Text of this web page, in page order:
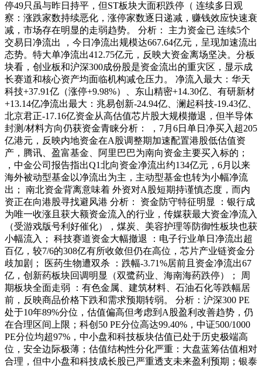
停49只虽与昨日持平，但ST板块大面积跌停（ 连续多日观
察：涨跌家数持续恶化，涨停家数逐日递减，赚钱效应快速衰
减，市场存在明显的走弱趋势。 分析： 主力资金已 连续5个
交易日净流出 ，今日净流出规模达667.64亿元，呈现加速流出
态势。特大单净流出412.75亿元，反映大资金离场坚决。分板
块看，创业板和沪深300成份股是资金流出的重灾区，显示成
长赛道和核心资产均面临机构减仓压力。 净流入最大：华天
科技+37.91亿（涨停+9.98%）、东山精密+14.30亿、有研新材
+13.14亿净流出最大：兆易创新-24.94亿、澜起科技-19.43亿、
北京君正-17.16亿资金从高估值芯片股大规模撤退，但半导体
封测/材料方向仍获资金青睐分析： ，7月6日单日净买入超205
亿港元，反映内地资金在A股调整期加速配置港股低估值资
产，腾讯、盈富基金、阿里巴巴为南向资金主要买入标的；
，中金公司报告指出Q1北向资金净流出约134亿元，6月以来
海外被动型基金以净流出为主，主动型基金也转为小幅净流
出； 南北资金背离意味着 外资对A股短期持谨慎态度，而内
资正在向港股寻找避风港 分析： 资金防守特征明显 ：银行成
为唯一收涨且获大额资金流入的行业，传媒获最大资金净流入
（受游戏版号利好催化），煤炭、美容护理等防御性板块也获
小幅流入； 科技赛道资金大幅撤退 ：电子行业单日净流出超
百亿，较7/6的308亿有所收敛但仍在高位，芯片产业链资金分
歧加剧； 医药生物遭双杀 ：跌幅-3.71%居前且资金净流出67
亿，创新药板块回调明显（双鹭药业、海南海药跌停）； 周
期板块全面走弱 ：有色金属、建筑材料、石油石化等跌幅居
前，反映商品价格下跌和需求预期转弱。 分析：沪深300 PE
处于10年89%分位，估值偏高但考虑到A股盈利改善趋势，仍
在合理区间上限；科创50 PE分位高达99.40%，中证500/1000
PE分位均超97%，中小盘和科技板块估值已处于历史极端高
位，安全边际极薄；估值结构性分化严重：大盘蓝筹估值相对
合理，但中小盘和科技成长股已严重透支未来盈利预期；银泰